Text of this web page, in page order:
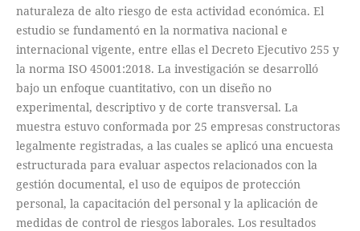
naturaleza de alto riesgo de esta actividad económica. El
estudio se fundamentó en la normativa nacional e
internacional vigente, entre ellas el Decreto Ejecutivo 255 y
la norma ISO 45001:2018. La investigación se desarrolló
bajo un enfoque cuantitativo, con un diseño no
experimental, descriptivo y de corte transversal. La
muestra estuvo conformada por 25 empresas constructoras
legalmente registradas, a las cuales se aplicó una encuesta
estructurada para evaluar aspectos relacionados con la
gestión documental, el uso de equipos de protección
personal, la capacitación del personal y la aplicación de
medidas de control de riesgos laborales. Los resultados